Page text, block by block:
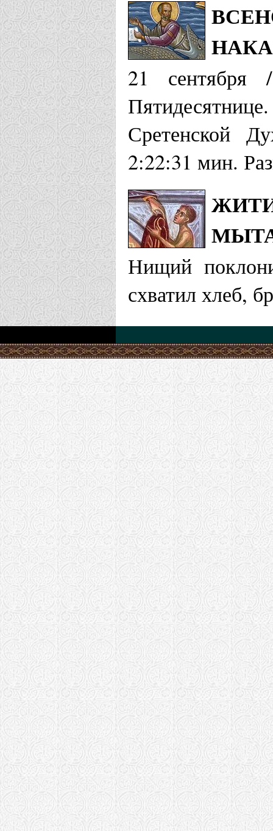
21
Сретенской
2:22:31 мин.
Нищий
схватил хлеб,